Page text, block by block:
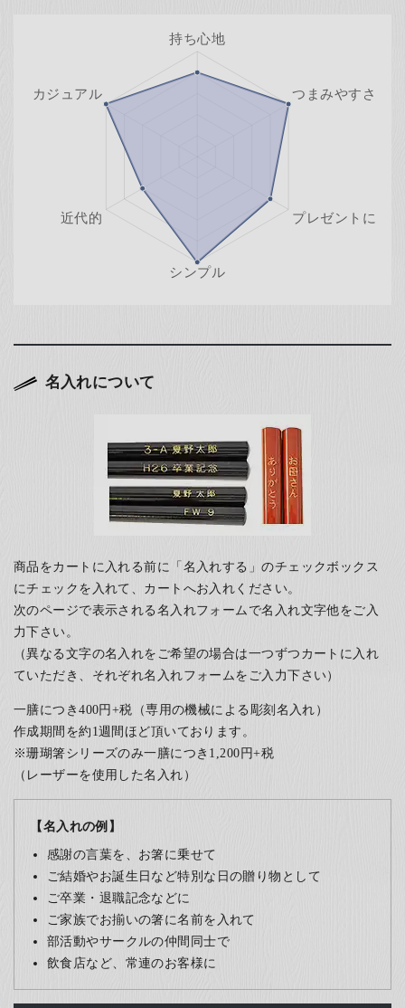
名入れについて
商品をカートに入れる前に「名入れする」のチェックボックス
にチェックを入れて、カートへお入れください。
次のページで表示される名入れフォームで名入れ文字他をご入
力下さい。
（異なる文字の名入れをご希望の場合は一つずつカートに入れ
ていただき、それぞれ名入れフォームをご入力下さい）
一膳につき400円+税（専用の機械による彫刻名入れ）
作成期間を約1週間ほど頂いております。
※珊瑚箸シリーズのみ一膳につき1,200円+税
（レーザーを使用した名入れ）
【名入れの例】
感謝の言葉を、お箸に乗せて
ご結婚やお誕生日など特別な日の贈り物として
ご卒業・退職記念などに
ご家族でお揃いの箸に名前を入れて
部活動やサークルの仲間同士で
飲食店など、常連のお客様に